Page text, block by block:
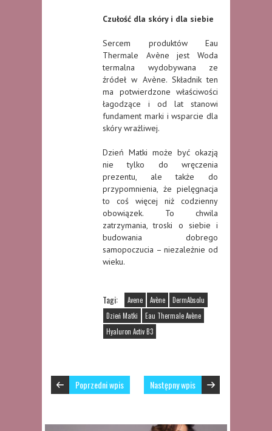
Czułość dla skóry i dla siebie
Sercem produktów Eau
Thermale Avène jest Woda
termalna wydobywana ze
źródeł w Avène. Składnik ten
ma potwierdzone właściwości
łagodzące i od lat stanowi
fundament marki i wsparcie dla
skóry wrażliwej.
Dzień Matki może być okazją
nie tylko do wręczenia
prezentu, ale także do
przypomnienia, że pielęgnacja
to coś więcej niż codzienny
obowiązek. To chwila
zatrzymania, troski o siebie i
budowania dobrego
samopoczucia – niezależnie od
wieku.
Tagi: Avene Avène
DermAbsolu
Dzień Matki
Eau Thermale Avène
Hyaluron Activ B3
Poprzedni wpis Następny wpis